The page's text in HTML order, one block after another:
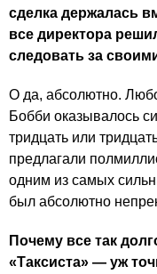
сделка держалась
все директора
следовать за
О да, абсолютно.
Бобби оказывалось
тридцать или
предлагали
одним из самых
был абсолютно
Почему все так
«Таксиста» — уж